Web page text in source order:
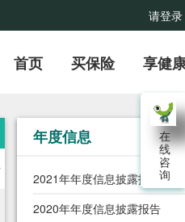
请登录
首页 买保险 享健
在
线
咨
询
年度信息
2021年年度信息披露报告
2020年年度信息披露报告